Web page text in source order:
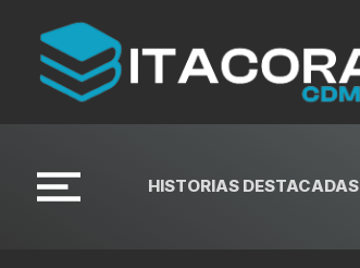
HISTORIAS DESTACADAS